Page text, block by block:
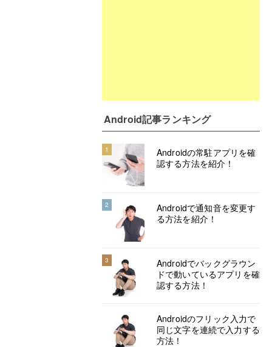
Android記事ランキング
1
Androidの常駐アプリを確
認する方法を紹介！
2
Androidで通知音を変更す
る方法を紹介！
3
Androidでバックグラウン
ドで動いているアプリを確
認する方法！
Androidのフリック入力で
同じ文字を連続で入力する
方法！